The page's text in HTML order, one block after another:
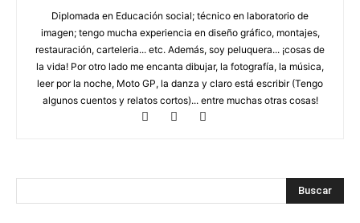
Diplomada en Educación social; técnico en laboratorio de
imagen; tengo mucha experiencia en diseño gráfico, montajes,
restauración, carteleria... etc. Además, soy peluquera... ¡cosas de
la vida! Por otro lado me encanta dibujar, la fotografía, la música,
leer por la noche, Moto GP, la danza y claro está escribir (Tengo
algunos cuentos y relatos cortos)... entre muchas otras cosas!